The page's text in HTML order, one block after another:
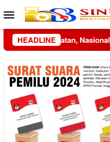
Loncat
ke
konten
Menu
Mobile
HEADLINE
Jelang HUT ke-81 RI